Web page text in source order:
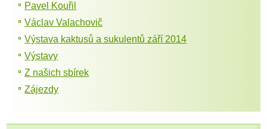
Pavel Kouřil
Václav Valachovič
Výstava kaktusů a sukulentů září 2014
Výstavy
Z našich sbírek
Zájezdy